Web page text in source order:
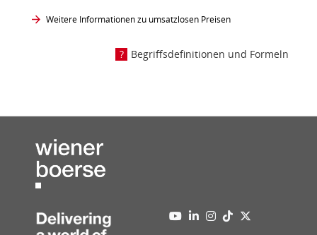
Weitere Informationen zu umsatzlosen Preisen
Begriffsdefinitionen und Formeln